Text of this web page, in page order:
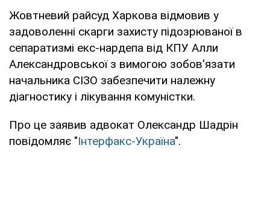
Жовтневий райсуд Харкова відмовив у
задоволенні скарги захисту підозрюваної в
сепаратизмі екс-нардепа від КПУ Алли
Александровської з вимогою зобов'язати
начальника СІЗО забезпечити належну
діагностику і лікування комуністки.
Про це заявив адвокат Олександр Шадрін
повідомляє "Інтерфакс-Україна".